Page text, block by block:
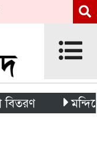
মন্দিরের